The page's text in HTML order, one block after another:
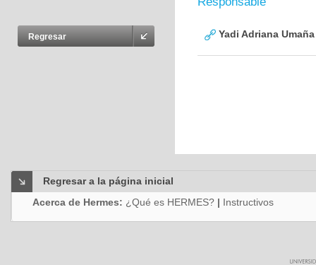
Regresar Yadi Adriana
Regresar a la página inicial
Acerca de Hermes: ¿Qué es HERMES? | Instructivos